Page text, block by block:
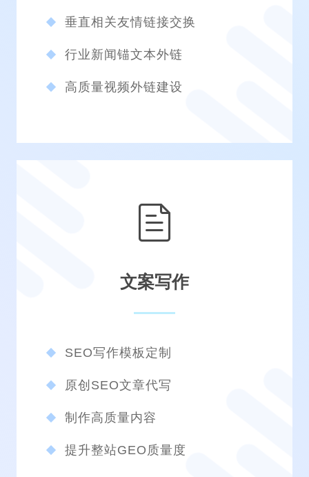
垂直相关友情链接交换
行业新闻锚文本外链
高质量视频外链建设
文案写作
SEO写作模板定制
原创SEO文章代写
制作高质量内容
提升整站GEO质量度